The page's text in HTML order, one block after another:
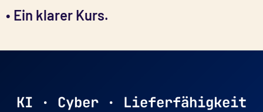
• Ein klarer Kurs.
KI · Cyber · Lieferfähigkeit